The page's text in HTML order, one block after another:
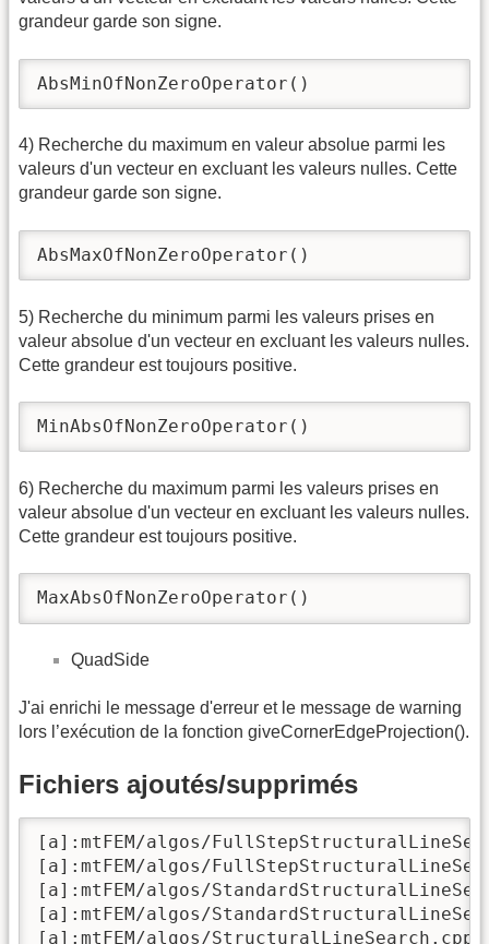
grandeur garde son signe.
AbsMinOfNonZeroOperator()
4) Recherche du maximum en valeur absolue parmi les
valeurs d'un vecteur en excluant les valeurs nulles. Cette
grandeur garde son signe.
AbsMaxOfNonZeroOperator()
5) Recherche du minimum parmi les valeurs prises en
valeur absolue d'un vecteur en excluant les valeurs nulles.
Cette grandeur est toujours positive.
MinAbsOfNonZeroOperator()
6) Recherche du maximum parmi les valeurs prises en
valeur absolue d'un vecteur en excluant les valeurs nulles.
Cette grandeur est toujours positive.
MaxAbsOfNonZeroOperator()
QuadSide
J'ai enrichi le message d'erreur et le message de warning
lors l’exécution de la fonction giveCornerEdgeProjection().
Fichiers ajoutés/supprimés
[a]:mtFEM/algos/
[a]:mtFEM/algos/
[a]:mtFEM/algos/
[a]:mtFEM/algos/
[a]:mtFEM/algos/StructuralLineSearch.cpp